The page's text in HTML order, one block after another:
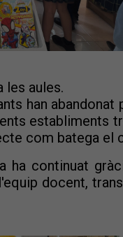
les aules.
han
establiments
com batega el
continuat
docent,